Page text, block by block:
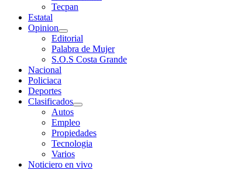
Tecpan
Estatal
Opinion
Editorial
Palabra de Mujer
S.O.S Costa Grande
Nacional
Policiaca
Deportes
Clasificados
Autos
Empleo
Propiedades
Tecnologia
Varios
Noticiero en vivo